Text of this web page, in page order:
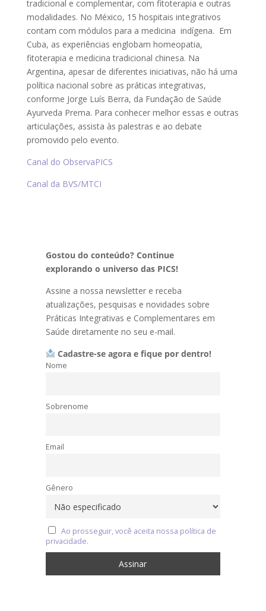
tradicional e complementar, com fitoterapia e outras
modalidades. No México, 15 hospitais integrativos
contam com módulos para a medicina indígena. Em
Cuba, as experiências englobam homeopatia,
fitoterapia e medicina tradicional chinesa. Na
Argentina, apesar de diferentes iniciativas, não há uma
política nacional sobre as práticas integrativas,
conforme Jorge Luís Berra, da Fundação de Saúde
Ayurveda Prema. Para conhecer melhor essas e outras
articulações, assista às palestras e ao debate
promovido pelo evento.
Canal do ObservaPICS
Canal da BVS/MTCI
Gostou do conteúdo? Continue
explorando o universo das PICS!
Assine a nossa newsletter e receba
atualizações, pesquisas e novidades sobre
Práticas Integrativas e Complementares em
Saúde diretamente no seu e-mail.
Cadastre-se agora e fique por dentro!
Nome
Sobrenome
Email
Gênero
Ao prosseguir, você aceita nossa política de
privacidade.